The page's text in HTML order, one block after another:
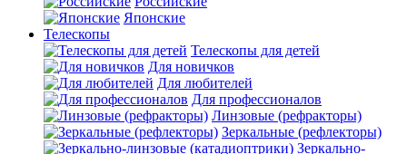
Японские
Телескопы
Телескопы для детей
Для новичков
Для любителей
Для профессионалов
Линзовые (рефракторы)
Зеркальные (рефлекторы)
Зеркально-